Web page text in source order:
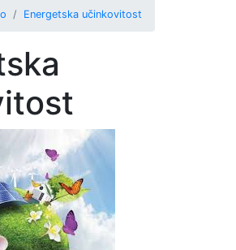
Energetska učinkovitost